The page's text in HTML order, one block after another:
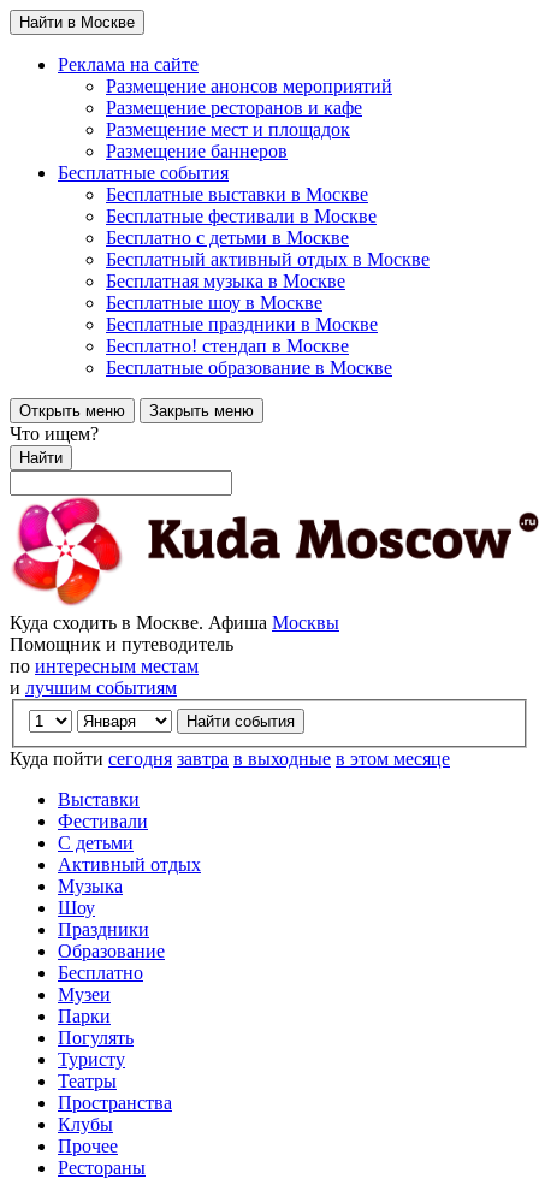
Найти в Москве
Реклама на сайте
Размещение анонсов мероприятий
Размещение ресторанов и кафе
Размещение мест и площадок
Размещение баннеров
Бесплатные события
Бесплатные выставки в Москве
Бесплатные фестивали в Москве
Бесплатно с детьми в Москве
Бесплатный активный отдых в Москве
Бесплатная музыка в Москве
Бесплатные шоу в Москве
Бесплатные праздники в Москве
Бесплатно! стендап в Москве
Бесплатные образование в Москве
Открыть меню Закрыть меню
Что ищем?
Найти
Куда сходить в Москве. Афиша Москвы
Помощник и путеводитель
по интересным местам
и лучшим событиям
Куда пойти сегодня завтра в выходные в этом месяце
Выставки
Фестивали
С детьми
Активный отдых
Музыка
Шоу
Праздники
Образование
Бесплатно
Музеи
Парки
Погулять
Туристу
Театры
Пространства
Клубы
Прочее
Рестораны